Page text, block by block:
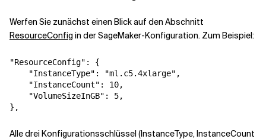
Werfen Sie zunächst einen Blick auf den Abschnitt
ResourceConfig in der SageMaker-Konfiguration. Zum Beispiel:
"ResourceConfig": {
    "InstanceType": "ml.c5.4xlarge",
    "InstanceCount": 10,
    "VolumeSizeInGB": 5,
},
Alle drei Konfigurationsschlüssel (InstanceType, InstanceCount